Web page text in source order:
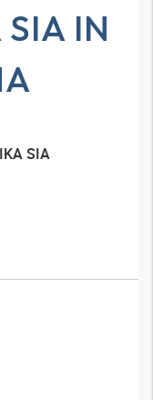
IN
SIA